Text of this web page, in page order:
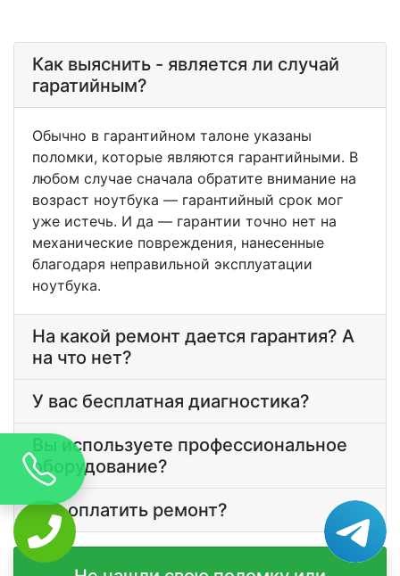
Как выяснить - является ли случай
гаратийным?
Обычно в гарантийном талоне указаны
поломки, которые являются гарантийными. В
любом случае сначала обратите внимание на
возраст ноутбука — гарантийный срок мог
уже истечь. И да — гарантии точно нет на
механические повреждения, нанесенные
благодаря неправильной эксплуатации
ноутбука.
На какой ремонт дается гарантия? А
на что нет?
У вас бесплатная диагностика?
Вы используете профессиональное
оборудование?
Как оплатить ремонт?